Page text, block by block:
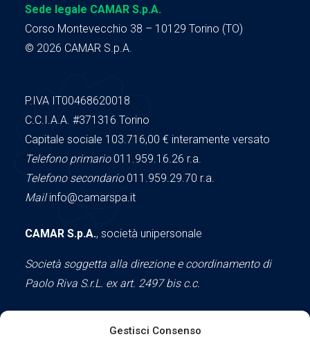
Gestisci Consenso
Sede legale CAMAR S.p.A.
Corso Montevecchio 38 – 10129 Torino (TO)
© 2026 CAMAR S.p.A.
P.IVA IT00468620018
C.C.I.A.A. #371316 Torino
Capitale sociale 103.716,00 € interamente versato
Telefono primario011.959.16.26 r.a.
Telefono secondario011.959.29.70 r.a.
Mailinfo@camarspa.it
CAMAR S.p.A., società unipersonale
Società soggetta alla direzione e coordinamento di
Paolo Riva S.r.L. ex art. 2497 bis c.c.